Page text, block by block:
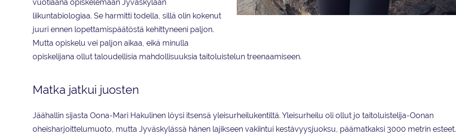
vuotiaana opiskelemaan Jyväskylään
liikuntabiologiaa. Se harmitti todella, sillä olin kokenut
juuri ennen lopettamispäätöstä kehittyneeni paljon.
Mutta opiskelu vei paljon aikaa, eikä minulla
opiskelijana ollut taloudellisia mahdollisuuksia taitoluistelun treenaamiseen.
Matka jatkui juosten
Jäähallin sijasta Oona-Mari Hakulinen löysi itsensä yleisurheilukentiltä. Yleisurheilu oli ollut jo taitoluistelija-Oonan
oheisharjoittelumuoto, mutta Jyväskylässä hänen lajikseen vakiintui kestävyysjuoksu, päämatkaksi 3000 metrin esteet.